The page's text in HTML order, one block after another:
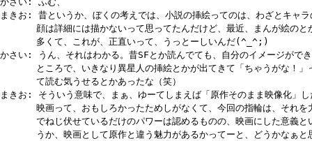
まきお: 昔というか、ぼくの考えでは、小説の挿絵ってのは、わざとキャラ
顔は詳細には描かないって思ってたんだけど、最近、まんが絵のと
多くて、これが、正直いって、うっとーしいんだ(^_^;)
かさい: うん、それはわかる。昔SFとか読んでても、自分のイメージがで
ところで、いきなり異星人の挿絵とかが出てきて「ちゃうがな！」
て読む気うせるとかあったな（笑）
まきお: そういう意味で、まぁ、ゆーてしまえば「原作そのまま映像化」し
映画って、おもしろかったためしがなくて、今回の指輪は、それを
でねじ伏せているだけのパワーは認めるものの、映画にした意義と
うか、映画として原作と違う魅力があるかってーと、どうかなぁと